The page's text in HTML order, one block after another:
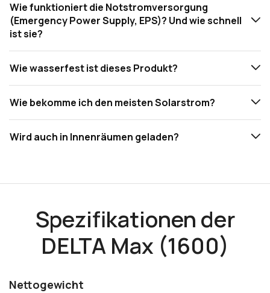
Wie funktioniert die Notstromversorgung
(Emergency Power Supply, EPS)? Und wie schnell
ist sie?
Wie wasserfest ist dieses Produkt?
Wie bekomme ich den meisten Solarstrom?
Wird auch in Innenräumen geladen?
Spezifikationen der
DELTA Max (1600)
Nettogewicht